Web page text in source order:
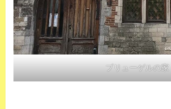
ブリューゲルの家